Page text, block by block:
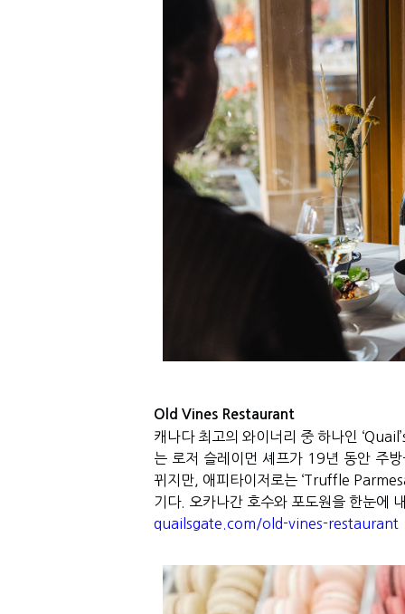
Old Vines Restaurant
캐나다 최고의 와이너리 중 하나인
는 로저 슬레이먼 셰프가 19년 동안 주
뀌지만
애피타이저로는 ‘Truffle
기다.
오카나간 호수와 포도원을 한눈에
quailsgate.com/old-vines-restaurant